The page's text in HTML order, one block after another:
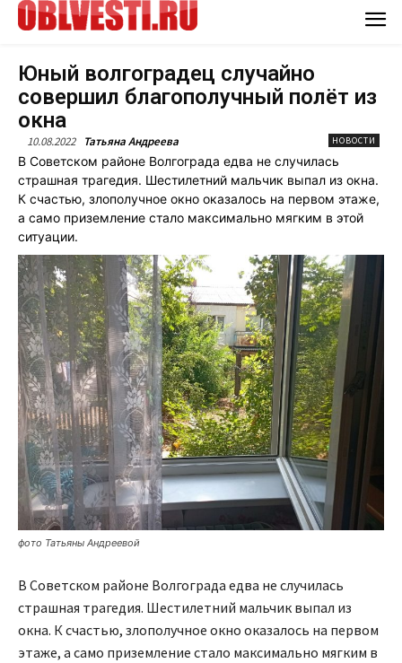
Юный волгоградец случайно
совершил благополучный полёт из
окна
10.08.2022 Татьяна Андреева НОВОСТИ
В Советском районе Волгограда едва не случилась
страшная трагедия. Шестилетний мальчик выпал из окна.
К счастью, злополучное окно оказалось на первом этаже,
а само приземление стало максимально мягким в этой
ситуации.
фото Татьяны Андреевой
В Советском районе Волгограда едва не случилась
страшная трагедия. Шестилетний мальчик выпал из
окна. К счастью, злополучное окно оказалось на первом
этаже, а само приземление стало максимально мягким в